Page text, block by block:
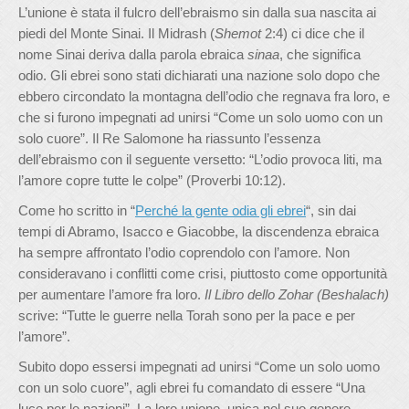
L’unione è stata il fulcro dell’ebraismo sin dalla sua nascita ai
piedi del Monte Sinai. Il Midrash (Shemot2:4) ci dice che il
nome Sinai deriva dalla parola ebraica sinaa, che significa
odio. Gli ebrei sono stati dichiarati una nazione solo dopo che
ebbero circondato la montagna dell’odio che regnava fra loro, e
che si furono impegnati ad unirsi “Come un solo uomo con un
solo cuore”. Il Re Salomone ha riassunto l’essenza
dell’ebraismo con il seguente versetto: “L’odio provoca liti, ma
l’amore copre tutte le colpe” (Proverbi 10:12).
Come ho scritto in “Perché la gente odia gli ebrei“, sin dai
tempi di Abramo, Isacco e Giacobbe, la discendenza ebraica
ha sempre affrontato l’odio coprendolo con l’amore. Non
consideravano i conflitti come crisi, piuttosto come opportunità
per aumentare l’amore fra loro. Il Libro dello Zohar (Beshalach)
scrive: “Tutte le guerre nella Torah sono per la pace e per
l’amore”.
Subito dopo essersi impegnati ad unirsi “Come un solo uomo
con un solo cuore”, agli ebrei fu comandato di essere “Una